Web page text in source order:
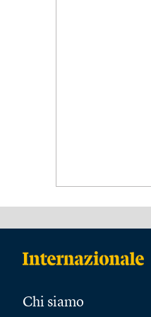
Chi siamo